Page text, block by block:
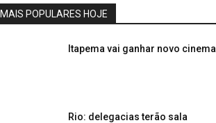
MAIS POPULARES HOJE
Itapema vai ganhar novo cinema
Rio: delegacias terão sala